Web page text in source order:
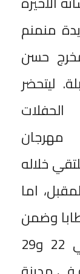
منمنم
حسن
ليتحضر
مهرجان
خلاله
في 16 ايار المقبل، اما
وضمن
سلسلة احتفالات الربيع اما في 22 و29